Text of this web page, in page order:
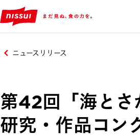
ニュースリリース
第42回「海とさ
研究・作品コン